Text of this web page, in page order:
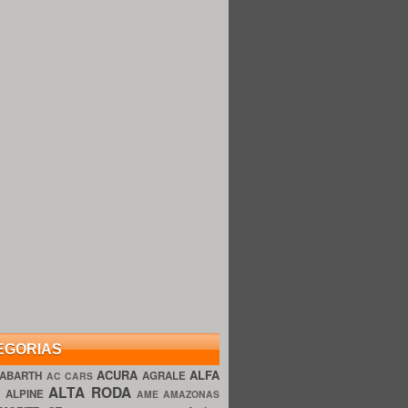
ABARTH AC CARS ACURA AGRALE ALFA
ALPINEALTA RODA AME AMAZONAS